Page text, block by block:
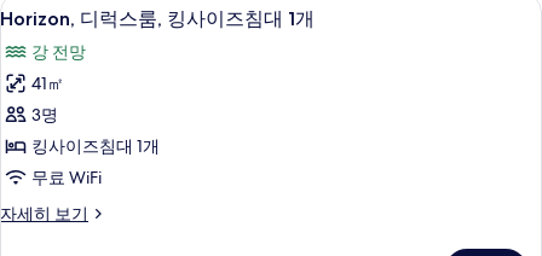
개
사
진
모
두
보
기
이
침
대
개
자
세
히
보
디
럭
스
룸,
킹
사
이
15
Horizon, 디럭스룸, 킹사이즈침대 1개
강 전망
41㎡
3명
킹사이즈침대 1개
무료 WiFi
자세히 보기
Horizon,